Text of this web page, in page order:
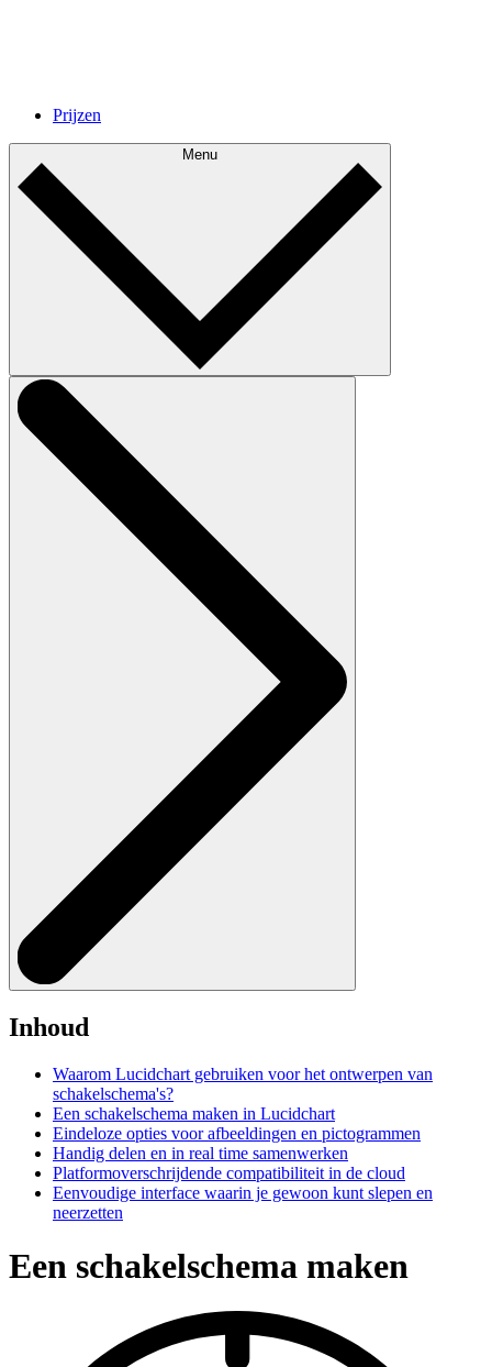
Prijzen
Menu
Inhoud
Waarom Lucidchart gebruiken voor het ontwerpen van
schakelschema's?
Een schakelschema maken in Lucidchart
Eindeloze opties voor afbeeldingen en pictogrammen
Handig delen en in real time samenwerken
Platformoverschrijdende compatibiliteit in de cloud
Eenvoudige interface waarin je gewoon kunt slepen en
neerzetten
Een schakelschema maken